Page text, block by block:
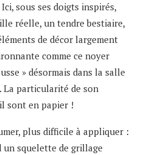
sous ses doigts inspirés,
réelle, un tendre bestiaire,
de décor largement
comme ce noyer
» désormais dans la salle
La particularité de son
sont en papier !
plus difficile à appliquer :
un squelette de grillage